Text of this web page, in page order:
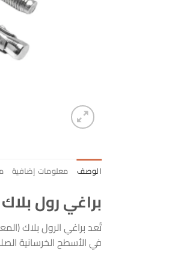
الوصف معلومات إضافية
براغي رول
تُعد براغي الرول بلاك
في الأسطح الخرسانية